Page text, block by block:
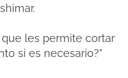
les permite cortar
si es necesario?"